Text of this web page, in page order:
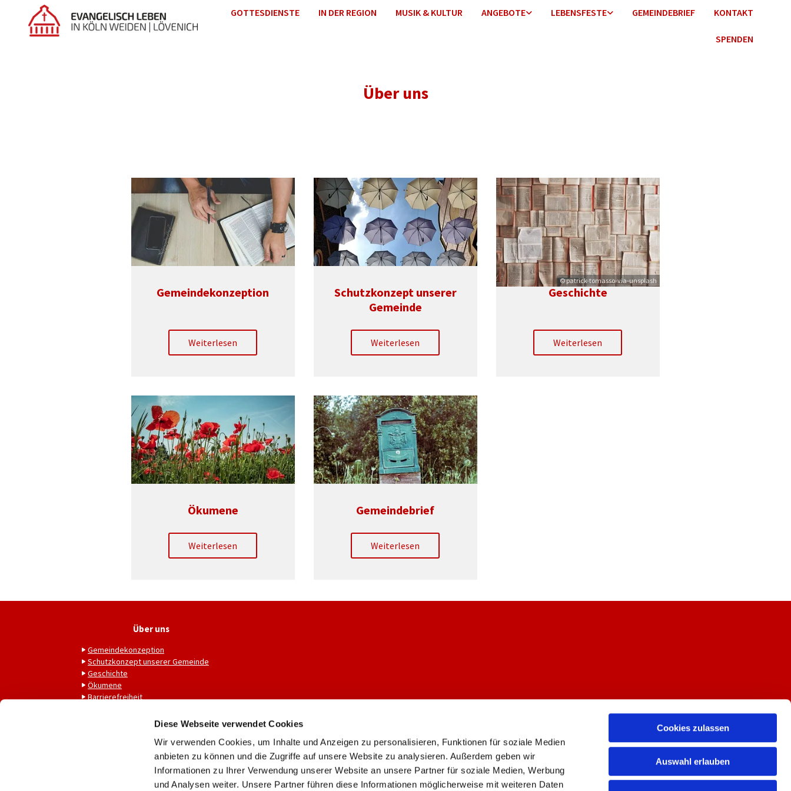
Diese Webseite verwendet Cookies
Wir verwenden Cookies, um Inhalte und Anzeigen zu personalisieren, Funktionen für soziale Medien
anbieten zu können und die Zugriffe auf unsere Website zu analysieren. Außerdem geben wir
Informationen zu Ihrer Verwendung unserer Website an unsere Partner für soziale Medien, Werbung
und Analysen weiter. Unsere Partner führen diese Informationen möglicherweise mit weiteren Daten
Cookies zulassen
Auswahl erlauben
GOTTESDIENSTE IN DER REGION MUSIK & KULTUR ANGEBOTE LEBENSFESTE GEMEINDEBRIEF KONTAKT
SPENDEN
Über uns
Gemeindekonzeption
Weiterlesen
Schutzkonzept unserer
Gemeinde
Weiterlesen
© patrick-tomasso-via-unsplash
Geschichte
Weiterlesen
Ökumene
Weiterlesen
Gemeindebrief
Weiterlesen
Über uns
Gemeindekonzeption
Schutzkonzept unserer Gemeinde
Geschichte
Ökumene
Barrierefreiheit
Ev. Gemeinde Weiden/Lövenich